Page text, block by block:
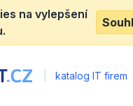
na vylepšení
katalog IT firem